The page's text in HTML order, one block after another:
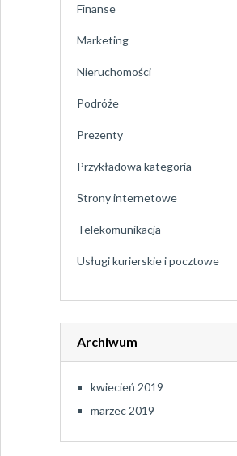
Finanse
Marketing
Nieruchomości
Podróże
Prezenty
Przykładowa kategoria
Strony internetowe
Telekomunikacja
Usługi kurierskie i pocztowe
Archiwum
kwiecień 2019
marzec 2019